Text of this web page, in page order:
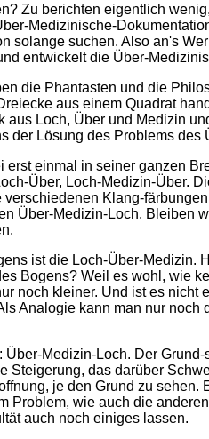
Zu berichten eigentlich
Medizinische-
solange suchen. Also an's
entwickelt die Über-
die Phantasten und die
aus einem Quadrat
Loch, Über und Medizin
der Lösung des Problems des
einmal in seiner ganzen
Über, Loch-Medizin-Über.
Klang-
Über-Medizin-Loch. Bleiben
ist die Loch-Über-Medizin.
Bogens? Weil es wohl, wie
noch kleiner. Und ist es nicht
Analogie kann man nur
Medizin-Loch. Der
Steigerung, das darüber
je den Grund zu
Problem, wie auch die
auch noch einiges lassen.